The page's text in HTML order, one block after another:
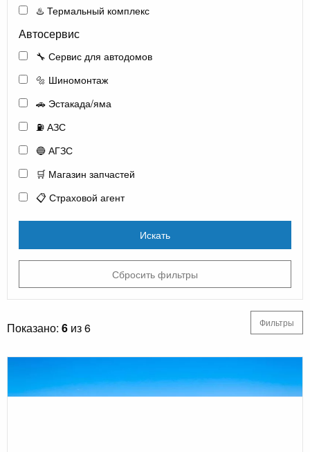
♨️ Термальный комплекс
Автосервис
🔧 Сервис для автодомов
🔩 Шиномонтаж
🚗 Эстакада/яма
⛽ АЗС
🔵 АГЗС
🛒 Магазин запчастей
📋 Страховой агент
Искать
Сбросить фильтры
Показано: 6 из 6 Фильтры